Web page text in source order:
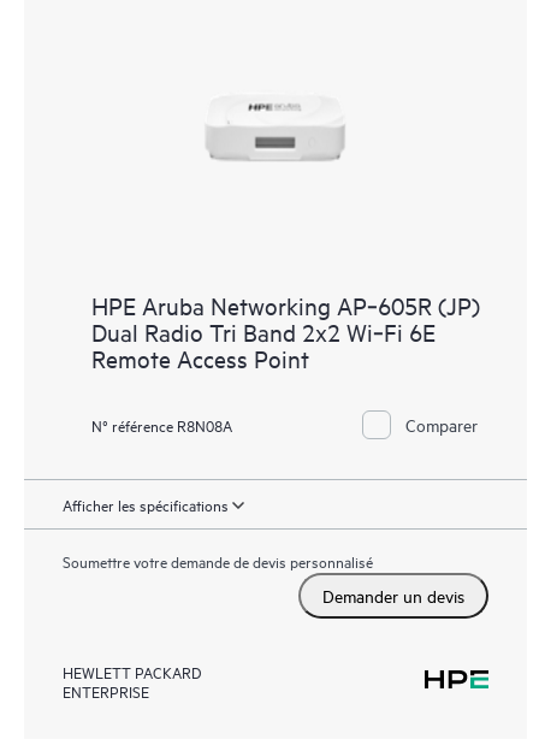
HPE Aruba Networking AP‑605R (JP)
Dual Radio Tri Band 2x2 Wi‑Fi 6E
Remote Access Point
N° référence R8N08A Comparer
Afficher les spécifications
Soumettre votre demande de devis personnalisé
Demander un devis
HEWLETT PACKARD
ENTERPRISE